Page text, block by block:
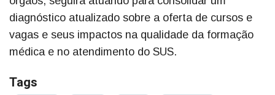
diagnóstico atualizado sobre a oferta de cursos e
vagas e seus impactos na qualidade da formação
médica e no atendimento do SUS.
Tags